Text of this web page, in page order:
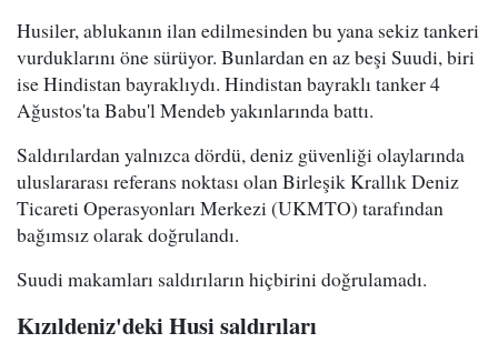
Husiler, ablukanın ilan edilmesinden bu yana sekiz tankeri
vurduklarını öne sürüyor. Bunlardan en az beşi Suudi, biri
ise Hindistan bayraklıydı. Hindistan bayraklı tanker 4
Ağustos'ta Babu'l Mendeb yakınlarında battı.
Saldırılardan yalnızca dördü, deniz güvenliği olaylarında
uluslararası referans noktası olan Birleşik Krallık Deniz
Ticareti Operasyonları Merkezi (UKMTO) tarafından
bağımsız olarak doğrulandı.
Suudi makamları saldırıların hiçbirini doğrulamadı.
Kızıldeniz'deki Husi saldırıları